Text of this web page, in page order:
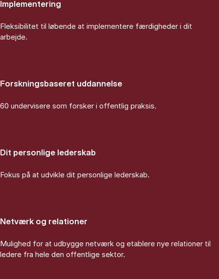
Implementering
Fleksibilitet til løbende at implementere færdigheder i dit
arbejde.
Forskningsbaseret uddannelse
60 undervisere som forsker i offentlig praksis.
Dit personlige lederskab
Fokus på at udvikle dit personlige lederskab.
Netværk og relationer
Mulighed for at udbygge netværk og etablere nye relationer til
ledere fra hele den offentlige sektor.